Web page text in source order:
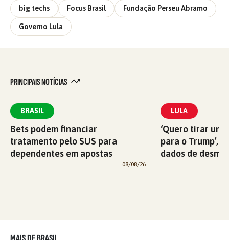
big techs Focus Brasil Fundação Perseu Abramo
Governo Lula
PRINCIPAIS NOTÍCIAS
BRASIL
Bets podem financiar
tratamento pelo SUS para
dependentes em apostas
08/08/26
LULA
‘Quero tirar
para o Trump’,
dados de